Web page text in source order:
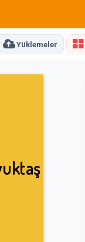
Yüklemeler